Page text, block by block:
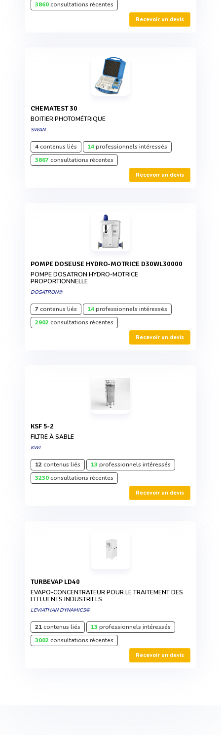
3860consultations récentes
Recevoir un devis
CHEMATEST 30
BOITIER PHOTOMÉTRIQUE
SWAN
4contenus liés 14professionnels intéressés
3867consultations récentes
Recevoir un devis
POMPE DOSEUSE HYDRO-MOTRICE D30WL30000
POMPE DOSATRON HYDRO-MOTRICE
PROPORTIONNELLE
DOSATRON®
7contenus liés 14professionnels intéressés
2902consultations récentes
Recevoir un devis
KSF 5-2
FILTRE À SABLE
KWI
12contenus liés 13 professionnels intéressés
3230consultations récentes
Recevoir un devis
TURBEVAP LD40
EVAPO-CONCENTRATEUR POUR LE TRAITEMENT DES
EFFLUENTS INDUSTRIELS
LEVIATHAN DYNAMICS®
21contenus liés 13 professionnels intéressés
3002consultations récentes
Recevoir un devis